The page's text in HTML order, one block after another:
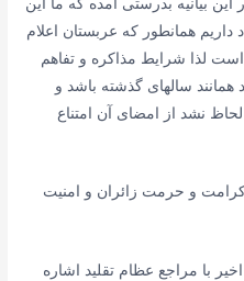
بیانیه بدرستی آمده که ما این
داریم همانطور که عربستان اعلام
لذا شرایط مذاکره و تفاهم
همانند سالهای گذشته باشد و
نشد از امضای آن امتناع
و حرمت زائران و امنیت
با مراجع عظام تقلید اشاره